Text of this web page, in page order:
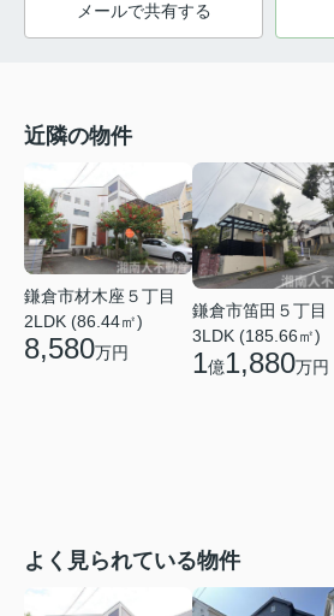
メールで共有する
近隣の物件
鎌倉市材木座５丁目
2LDK (86.44㎡)
8,580万円
鎌倉市笛田５丁目
3LDK (185.66㎡)
1億1,880万円
よく見られている物件